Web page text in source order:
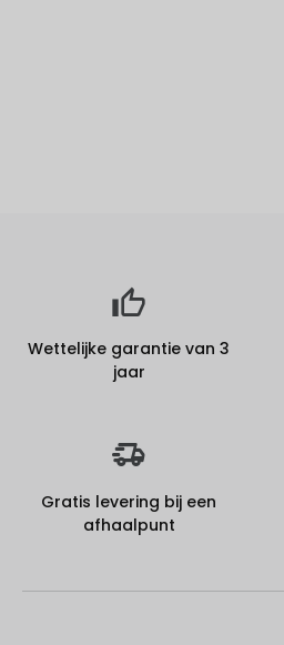
Wettelijke garantie van 3
jaar
Gratis levering bij een
afhaalpunt